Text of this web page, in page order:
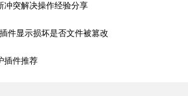
冲突解决操作经验分享
件显示损坏是否文件被篡改
插件推荐